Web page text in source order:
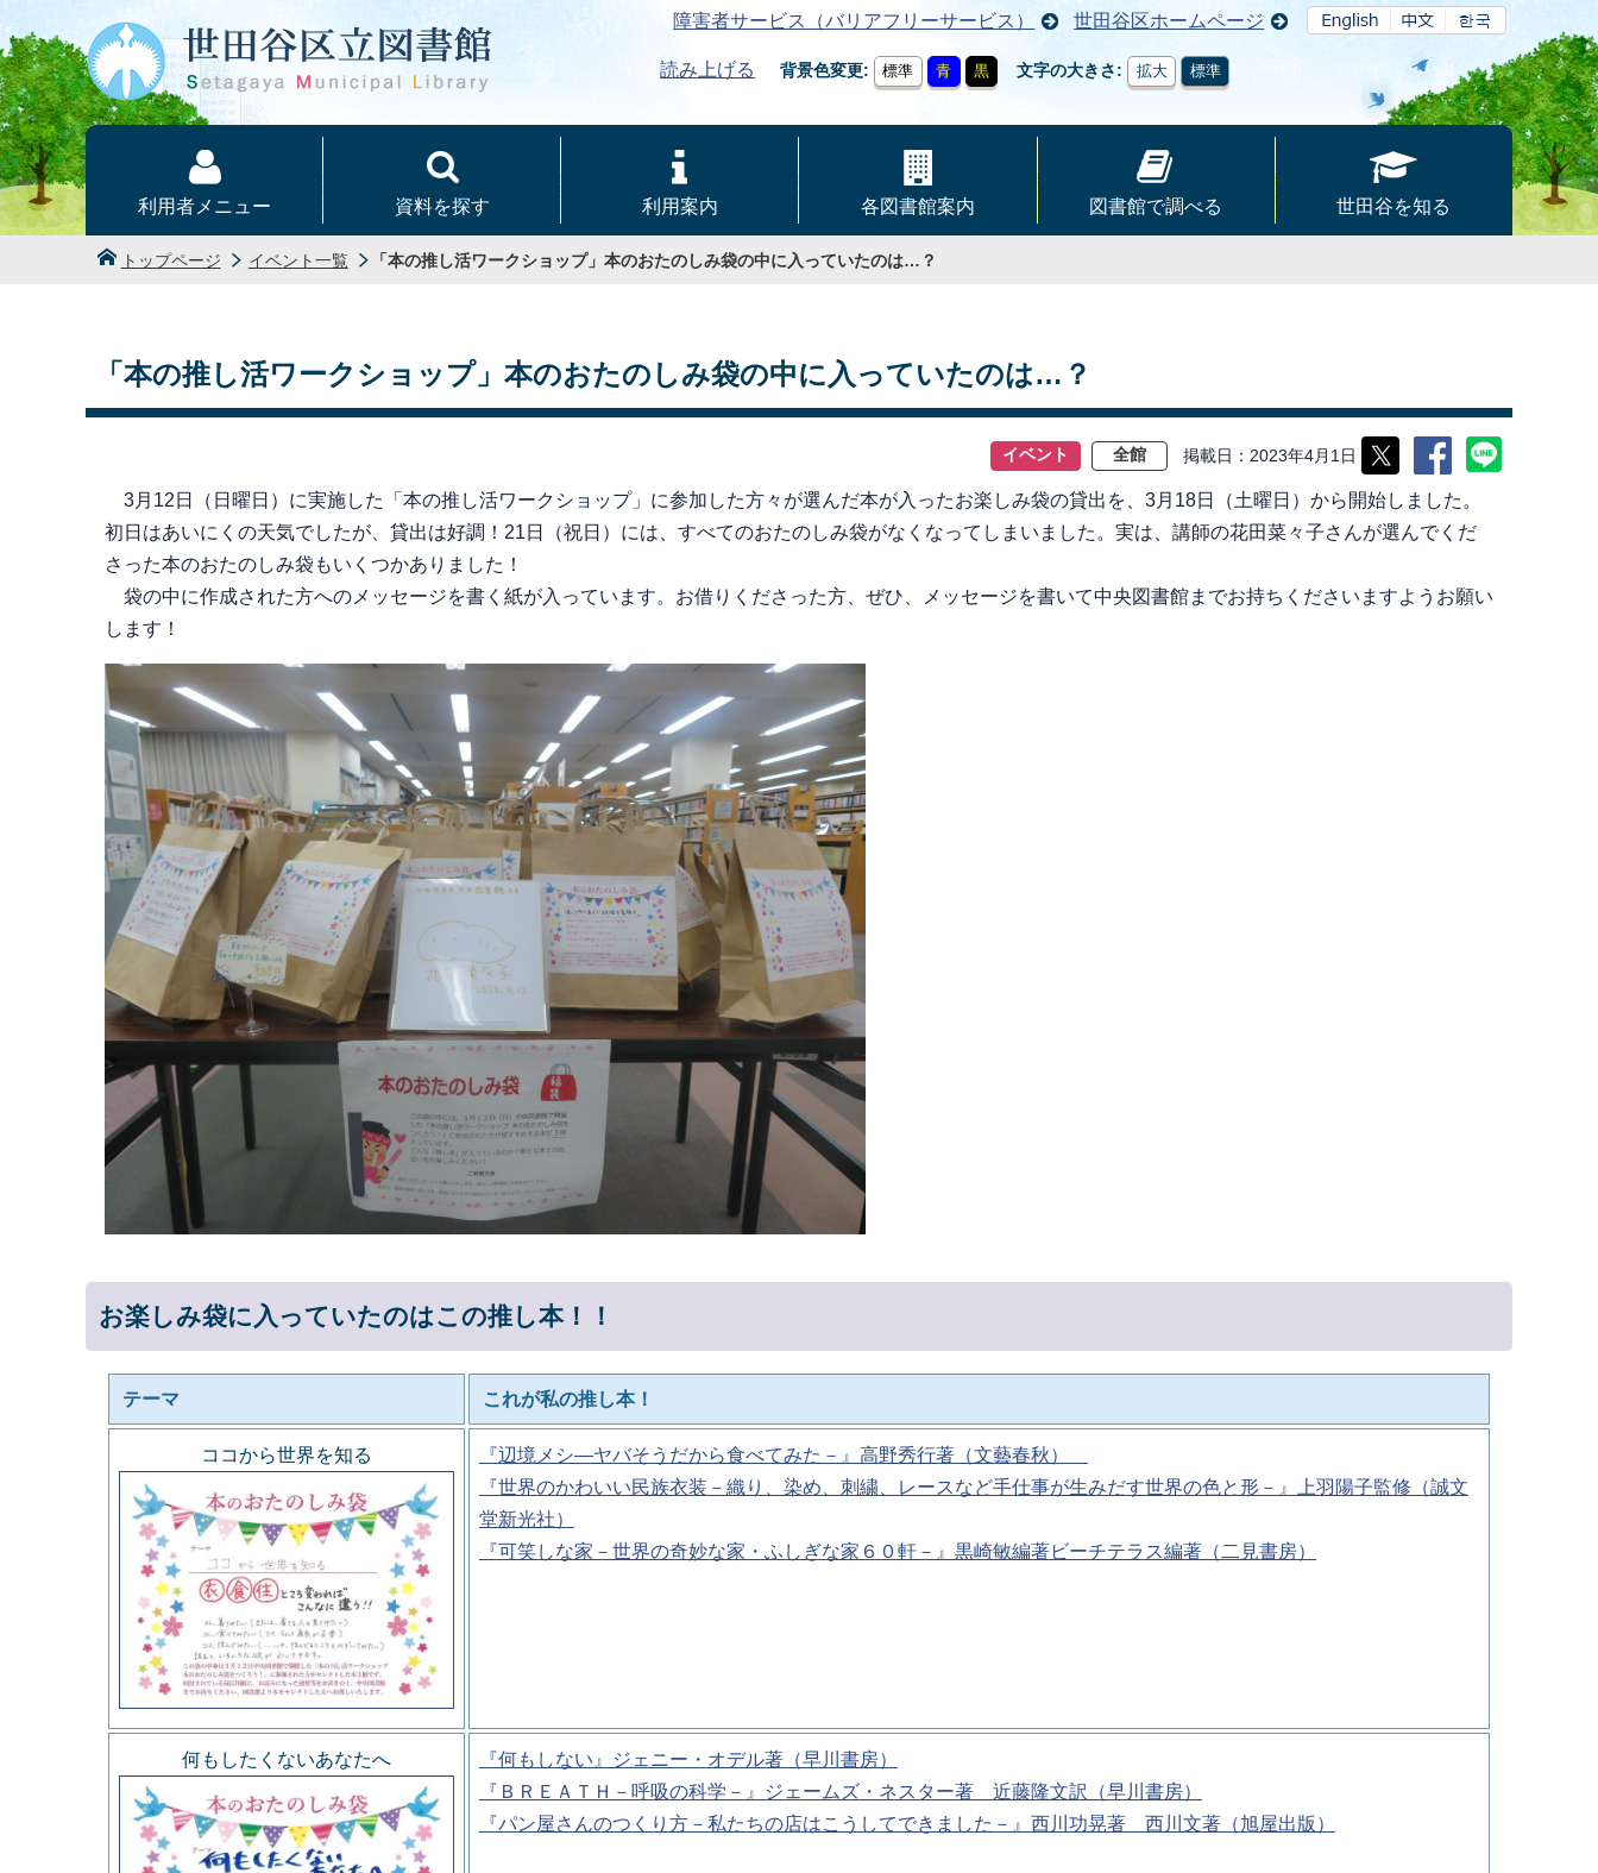
本文へ
障害者サービス（バリアフリーサービス） 世田谷区ホームページ
読み上げる 背景色変更 標準 青 黒 文字の大きさ 拡大 標準
利用者メニュー 資料を探す 利用案内 各図書館案内 図書館で調べる 世田谷を知る
トップページ イベント一覧 「本の推し活ワークショップ」本のおたのしみ袋の中に入っていたのは…？
「本の推し活ワークショップ」本のおたのしみ袋の中に入っていたのは…？
イベント 全館 掲載日 2023年4月1日
3月12日（日曜日）に実施した「本の推し活ワークショップ」に参加した方々が選んだ本が入ったお楽しみ袋の貸出を、3月18日（土曜日）から開始しました。
初日はあいにくの天気でしたが、貸出は好調！21日（祝日）には、すべてのおたのしみ袋がなくなってしまいました。実は、講師の花田菜々子さんが選んでくだ
さった本のおたのしみ袋もいくつかありました！
袋の中に作成された方へのメッセージを書く紙が入っています。お借りくださった方、ぜひ、メッセージを書いて中央図書館までお持ちくださいますようお願い
します！
お楽しみ袋に入っていたのはこの推し本！！
テーマ これが私の推し本！
ココから世界を知る
『辺境メシ―ヤバそうだから食べてみた－』高野秀行著（文藝春秋）
『世界のかわいい民族衣装－織り、染め、刺繍、レースなど手仕事が生みだす世界の色と形－』上羽陽子監修（誠文
堂新光社）
『可笑しな家－世界の奇妙な家・ふしぎな家６０軒－』黒崎敏編著ビーチテラス編著（二見書房）
何もしたくないあなたへ
『何もしない』ジェニー・オデル著（早川書房）
『ＢＲＥＡＴＨ－呼吸の科学－』ジェームズ・ネスター著 近藤隆文訳（早川書房）
『パン屋さんのつくり方－私たちの店はこうしてできました－』西川功晃著 西川文著（旭屋出版）